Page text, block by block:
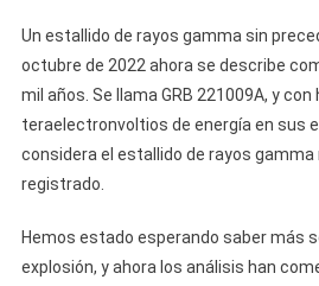
Un estallido de rayos gamma sin
octubre de 2022 ahora se describe
mil años. Se llama GRB 221009A, y con
teraelectronvoltios de energía en sus
considera el estallido de rayos
registrado.
Hemos estado esperando saber más
explosión, y ahora los análisis han